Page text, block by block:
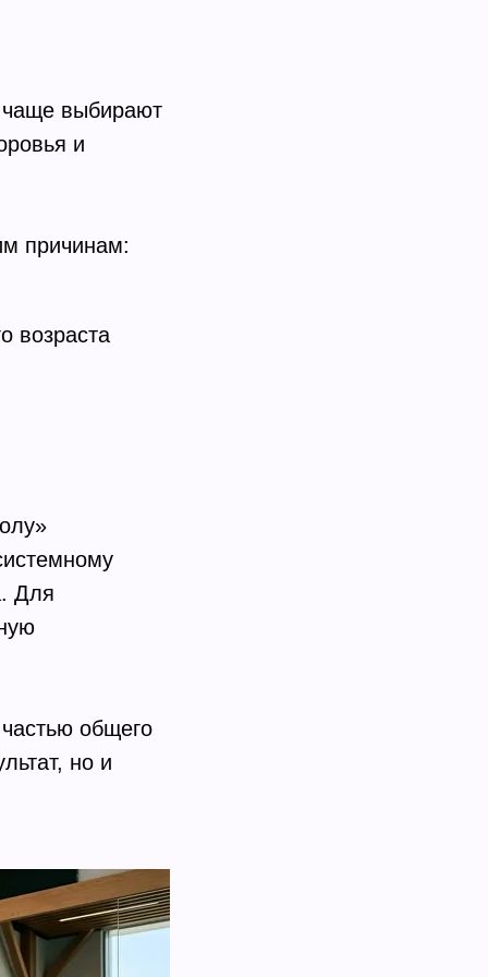
чаще выбирают
и
причинам:
возраста
Для
общего
но и